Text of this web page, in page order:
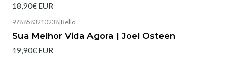
18,90€ EUR
9788583210238|Bello
Sua Melhor Vida Agora | Joel Osteen
19,90€ EUR